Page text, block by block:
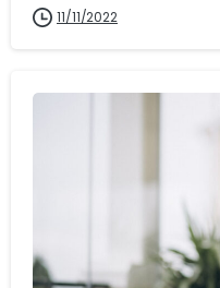
11/11/2022